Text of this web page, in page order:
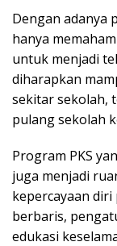
Dengan adanya
hanya
untuk menjadi
diharapkan
sekitar sekolah,
pulang sekolah
Program PKS
juga menjadi
kepercayaan
berbaris,
edukasi